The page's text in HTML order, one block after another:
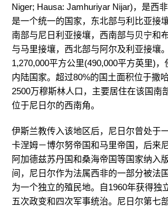
Niger; Hausa: Jamhuriyar Nijar)，是西
是一个统一的国家，东北部与利比亚接
南部与尼日利亚接壤，西南部与贝宁和
与马里接壤，西北部与阿尔及利亚接壤
1,270,000平方公里(490,000平方英里)
内陆国家。超过80%的国土面积位于撒
2500万穆斯林人口，主要居住在该国南
位于尼日尔的西南角。
伊斯兰教传入该地区后，尼日尔曾处于
卡涅姆－博尔努帝国和马里帝国，后来
阿加德兹苏丹国和桑海帝国等国家纳入
间，尼日尔作为法属西非的一部分被法
为一个独立的殖民地。自1960年获得独
五次政变和四次军事统治。尼日尔第七